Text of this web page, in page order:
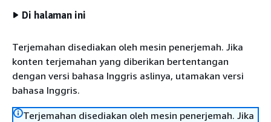
Di halaman ini
Terjemahan disediakan oleh mesin penerjemah. Jika
konten terjemahan yang diberikan bertentangan
dengan versi bahasa Inggris aslinya, utamakan versi
bahasa Inggris.
Terjemahan disediakan oleh mesin penerjemah. Jika